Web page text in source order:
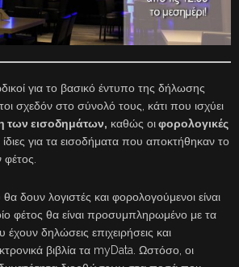
για το βασικό έντυπο της δήλωσης
σχεδόν στο σύνολό τους, κάτι που ισχύει
των εισοδημάτων, καθώς οιφορολογικές
για τα εισοδήματα που αποκτήθηκαν το
δουν λογιστές και φορολογούμενοι είναι
φέτος θα είναι προσυμπληρωμένο με τα
δηλώσεις επιχειρήσεις και
βιβλία τα myData. Ωστόσο, οι